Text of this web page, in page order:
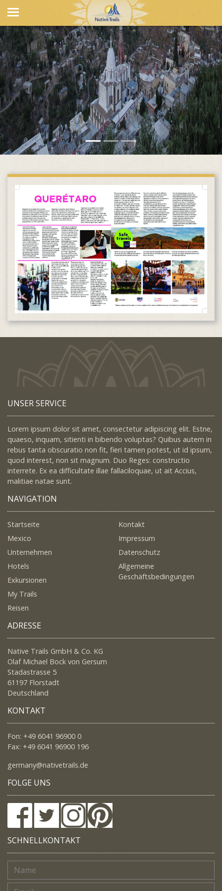
UNSER SERVICE
Lorem ipsum dolor sit amet, consectetur adipiscing elit. Estne,
quaeso, inquam, sitienti in bibendo voluptas? Quibus autem in
rebus tanta obscuratio non fit, fieri tamen potest, ut id ipsum,
quod interest, non sit magnum. Duo Reges: constructio
interrete. Ex ea difficultate illae fallaciloquae, ut ait Accius,
malitiae natae sunt.
NAVIGATION
Startseite
Mexico
Unternehmen
Hotels
Exkursionen
My Trails
Reisen
Kontakt
Impressum
Datenschutz
Allgemeine
Geschäftsbedingungen
ADRESSE
Native Trails GmbH & Co. KG
Olaf Michael Bock von Gersum
Stadastrasse 5
61197 Florstadt
Deutschland
KONTAKT
Fon: +49 6041 96900 0
Fax: +49 6041 96900 196
germany@nativetrails.de
FOLGE UNS
SCHNELLKONTAKT